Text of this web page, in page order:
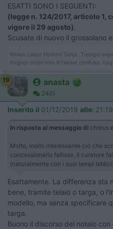
ESATTI SONO I SEGUENTI:
(legge n. 124/2017, articolo 1,
vigore il 29 agosto).
Scusate di nuovo il grossolano
Minus Labor Homini Salus. Tiempo
miglior ordin mio è l'esser confuso.
19 anasta
2461
Inserito il 01/12/2019 alle:
In risposta al messaggio di chorus
Molto, molto interessante ciò che
concessionario fallisse, il curatore
(naturalmente con i suoi tempi
Esattamente. La differenza sta
bene, tramite telaio o targa, o
modello, ma senza specificare
targa.
Buono il discorso del notaio